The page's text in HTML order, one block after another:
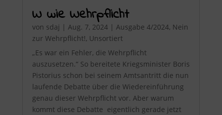
W wie Wehrpflicht
von sdaj | Aug. 7, 2024| Ausgabe 4/2024, Nein
zur Wehrpflicht!, Unsortiert
„Es war ein Fehler, die Wehrpflicht
auszusetzen.“ So bereitete Kriegsminister Boris
Pistorius schon bei seinem Amtsantritt die nun
laufende Debatte über die Wiedereinführung
genau dieser Wehrpflicht vor. Aber warum
kommt diese Debatte eigentlich gerade jetzt